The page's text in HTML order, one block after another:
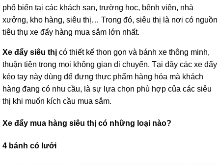
phổ biến tại các khách sạn, trường học, bệnh viện, nhà
xưởng, kho hàng, siêu thị… Trong đó, siêu thị là nơi có nguồn
tiêu thụ xe đẩy hàng mua sắm lớn nhất.
Xe đẩy siêu thị có thiết kế thon gọn và bánh xe thông minh,
thuận tiện trong mọi không gian di chuyển. Tại đây các xe đẩy
kéo tay này dùng để đựng thực phẩm hàng hóa mà khách
hàng đang có nhu cầu, là sự lựa chọn phù hợp của các siêu
thị khi muốn kích cầu mua sắm.
Xe đẩy mua hàng siêu thị có những loại nào?
4 bánh có lưới